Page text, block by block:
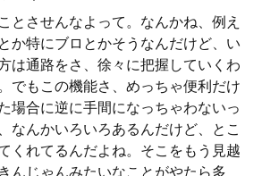
とさせんなよって。なんかね、例え
か特にブロとかそうなんだけど、い
は通路をさ、徐々に把握していくわ
でもこの機能さ、めっちゃ便利だけ
場合に逆に手間になっちゃわないっ
なんかいろいろあるんだけど、とこ
くれてるんだよね。そこをもう見越
んじゃんみたいなことがやたら多